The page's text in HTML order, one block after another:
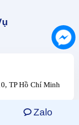
TP Hồ Chí Minh
Zalo